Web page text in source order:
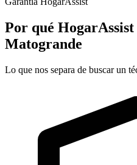
Por qué
Matogrande
Lo que nos separa de buscar un